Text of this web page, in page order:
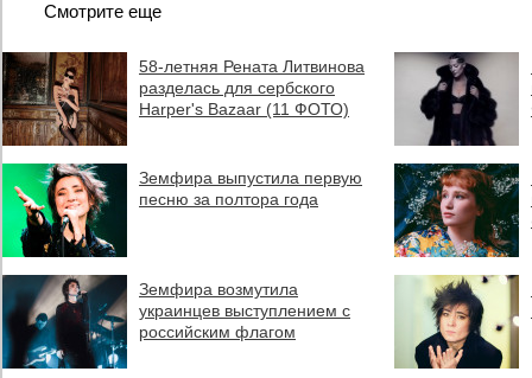
Смотрите еще
58-летняя Рената Литвинова
разделась для сербского
Harper's Bazaar (11 ФОТО)
Земфира выпустила первую
песню за полтора года
Земфира возмутила
украинцев выступлением с
российским флагом